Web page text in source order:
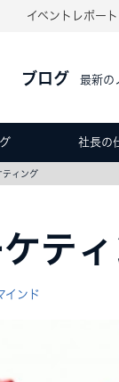
イベントレポート
ブログ 最新の
社長の
ィング
テ
インド